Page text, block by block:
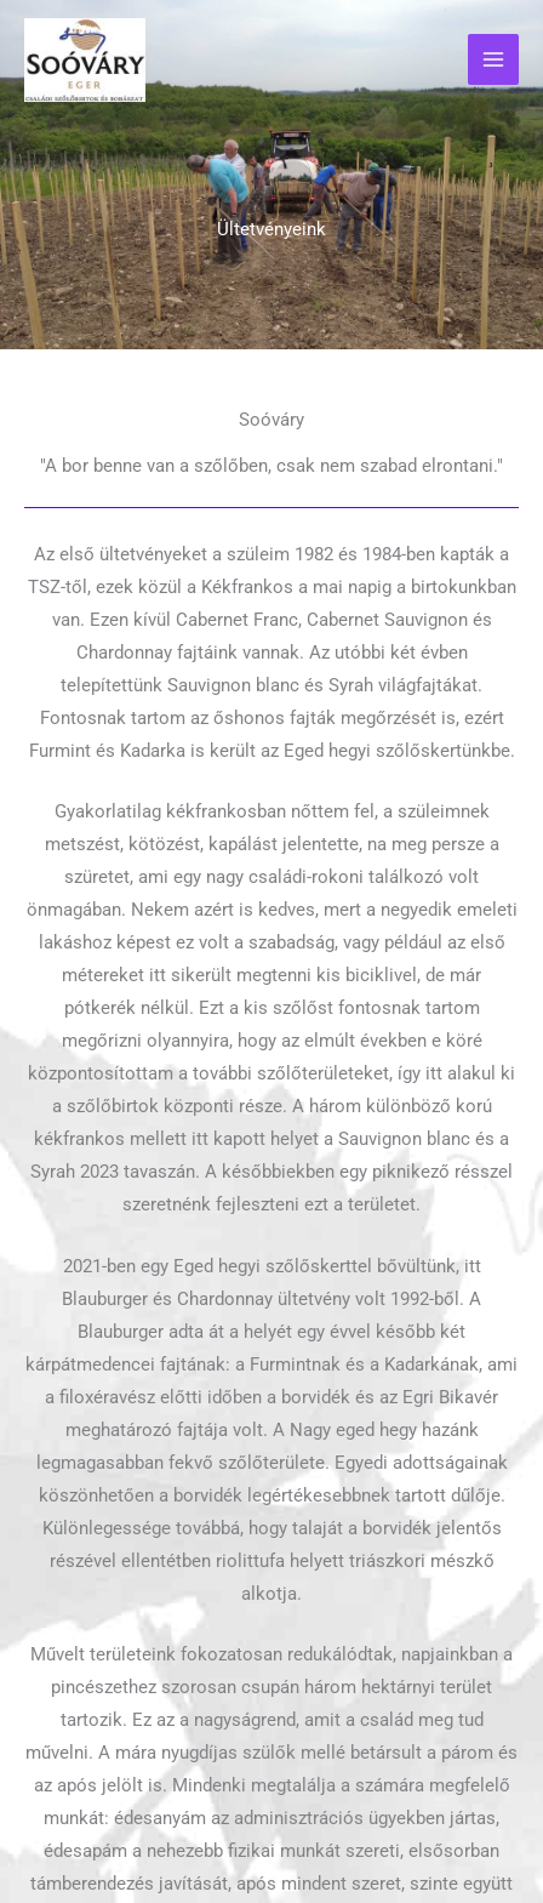
Skip
content
Ültetvényeink
Soóváry
"A bor benne van a szőlőben, csak nem szabad elrontani."
Az első ültetvényeket a szüleim 1982 és 1984-ben kapták a
TSZ-től, ezek közül a Kékfrankos a mai napig a birtokunkban
van. Ezen kívül Cabernet Franc, Cabernet Sauvignon és
Chardonnay fajtáink vannak. Az utóbbi két évben
telepítettünk Sauvignon blanc és Syrah világfajtákat.
Fontosnak tartom az őshonos fajták megőrzését is, ezért
Furmint és Kadarka is került az Eged hegyi szőlőskertünkbe.
Gyakorlatilag kékfrankosban nőttem fel, a szüleimnek
metszést, kötözést, kapálást jelentette, na meg persze a
szüretet, ami egy nagy családi-rokoni találkozó volt
önmagában. Nekem azért is kedves, mert a negyedik emeleti
lakáshoz képest ez volt a szabadság, vagy például az első
métereket itt sikerült megtenni kis biciklivel, de már
pótkerék nélkül. Ezt a kis szőlőst fontosnak tartom
megőrizni olyannyira, hogy az elmúlt években e köré
központosítottam a további szőlőterületeket, így itt alakul ki
a szőlőbirtok központi része. A három különböző korú
kékfrankos mellett itt kapott helyet a Sauvignon blanc és a
Syrah 2023 tavaszán. A későbbiekben egy piknikező résszel
szeretnénk fejleszteni ezt a területet.
2021-ben egy Eged hegyi szőlőskerttel bővültünk, itt
Blauburger és Chardonnay ültetvény volt 1992-ből. A
Blauburger adta át a helyét egy évvel később két
kárpátmedencei fajtának: a Furmintnak és a Kadarkának, ami
a filoxéravész előtti időben a borvidék és az Egri Bikavér
meghatározó fajtája volt. A Nagy eged hegy hazánk
legmagasabban fekvő szőlőterülete. Egyedi adottságainak
köszönhetően a borvidék legértékesebbnek tartott dűlője.
Különlegessége továbbá, hogy talaját a borvidék jelentős
részével ellentétben riolittufa helyett triászkori mészkő
alkotja.
Művelt területeink fokozatosan redukálódtak, napjainkban a
pincészethez szorosan csupán három hektárnyi terület
tartozik. Ez az a nagyságrend, amit a család meg tud
művelni. A mára nyugdíjas szülők mellé betársult a párom és
az após jelölt is. Mindenki megtalálja a számára megfelelő
munkát: édesanyám az adminisztrációs ügyekben jártas,
édesapám a nehezebb fizikai munkát szereti, elsősorban
támberendezés javítását, após mindent szeret, szinte együtt